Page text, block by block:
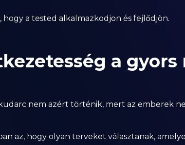
hogy a tested alkalmazkodjon és fejlődjön.
a
nem azért történik, mert az emberek
az, hogy olyan terveket választanak,